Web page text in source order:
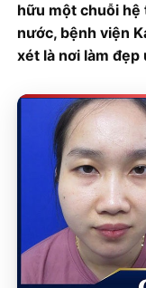
hữu một chuỗi hệ
nước, bệnh viện
xét là nơi làm